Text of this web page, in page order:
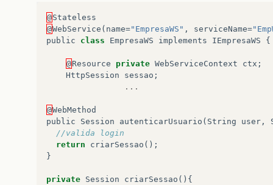
@Stateless
@WebService ( name="EmpresaWS" , serviceName=
public
class EmpresaWS implements IEmpresaWS {
@Resource private WebServiceContext ctx ;
HttpSession
sessao ;
...
@WebMethod
public
Session autenticarUsuario ( String user ,
//valida login
return
criarSessao ();
}
private Session criarSessao (){